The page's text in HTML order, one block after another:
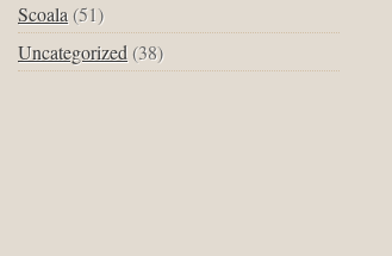
Scoala (51)
Uncategorized (38)